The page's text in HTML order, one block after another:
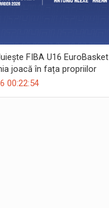
FIBA U16 EuroBasket
joacă în fața propriilor
00:22:54